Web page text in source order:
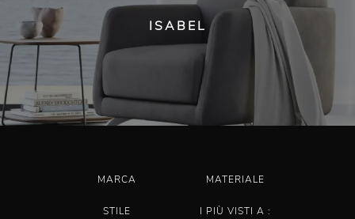
ISABEL
MARCA MATERIALE
STILE I PIÙ VISTI A :